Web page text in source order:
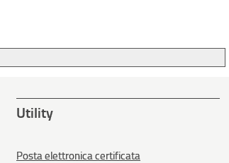
Utility
Posta elettronica certificata